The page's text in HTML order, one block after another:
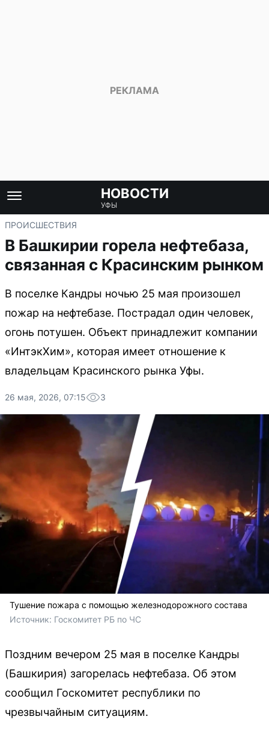
НОВОСТИ
УФЫ
ПРОИСШЕСТВИЯ
В Башкирии горела нефтебаза,
связанная с Красинским рынком
В поселке Кандры ночью 25 мая произошел
пожар на нефтебазе. Пострадал один человек,
огонь потушен. Объект принадлежит компании
«ИнтэкХим», которая имеет отношение к
владельцам Красинского рынка Уфы.
26 мая, 2026, 07:15 3
Тушение пожара с помощью железнодорожного состава
Источник: Госкомитет РБ по ЧС
Поздним вечером 25 мая в поселке Кандры
(Башкирия) загорелась нефтебаза. Об этом
сообщил Госкомитет республики по
чрезвычайным ситуациям.